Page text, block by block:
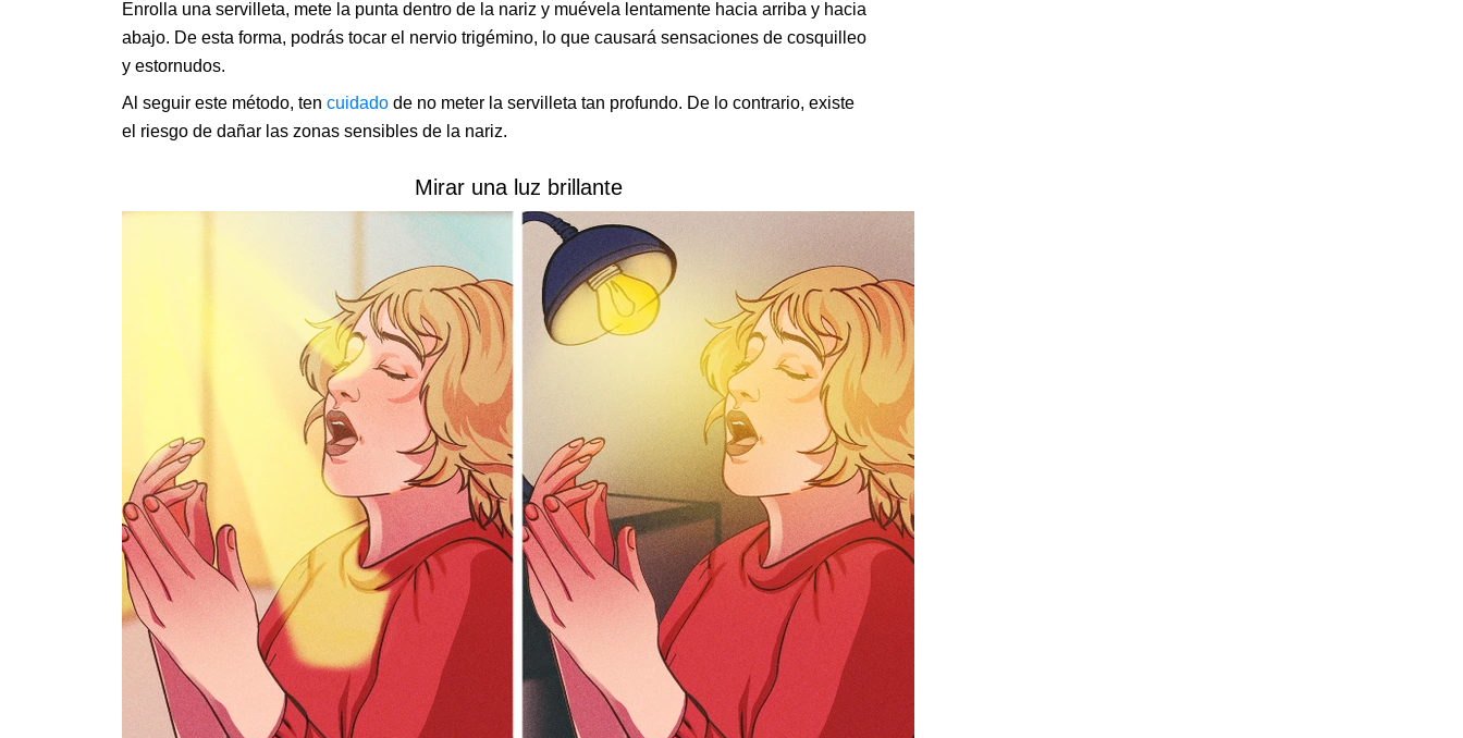
Enrolla una servilleta, mete la punta dentro de la nariz y muévela lentamente hacia arriba y hacia
abajo. De esta forma, podrás tocar el nervio trigémino, lo que causará sensaciones de cosquilleo
y estornudos.
Al seguir este método, ten cuidado de no meter la servilleta tan profundo. De lo contrario, existe
el riesgo de dañar las zonas sensibles de la nariz.
Mirar una luz brillante